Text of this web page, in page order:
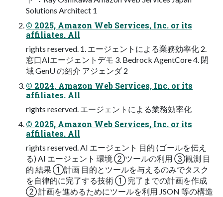
Solutions Architect 1
© 2025, Amazon Web Services, Inc. or its
affiliates. All
rights reserved. 1. エージェントによる業務効率化 2.
窓⼝AIエージェントデモ 3. Bedrock AgentCore 4. 閉
域 GenU の紹介 アジェンダ 2
© 2024, Amazon Web Services, Inc. or its
affiliates. All
rights reserved. エージェントによる業務効率化
© 2025, Amazon Web Services, Inc. or its
affiliates. All
rights reserved. AI エージェント ⽬的 (ゴールを伝え
る) AI エージェント 環境 ②ツールの利⽤ ③観測 ⽬
的 結果 ①計画 ⽬的とツールを与えるのみでタスク
を⾃律的に完了する技術 ① 完了までの計画を作成
② 計画を進めるためにツールを利⽤ JSON 等の構造